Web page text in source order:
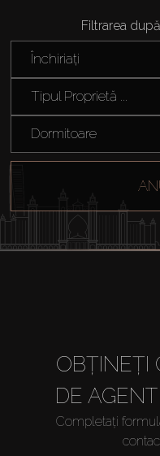
About UsFiltrarea
Închiriați
Tipul Proprietă ...
Dormitoare
OBȚINEȚI
DE
Completați